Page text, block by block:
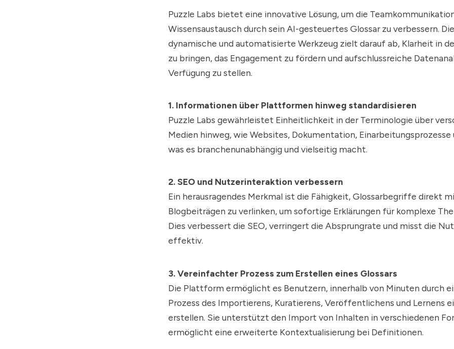
Puzzle Labs bietet eine innovative Lösung, um die
Wissensaustausch durch sein AI-gesteuertes Glossar zu verbessern.
dynamische und automatisierte Werkzeug zielt darauf ab, Klarheit in
zu bringen, das Engagement zu fördern und aufschlussreiche
Verfügung zu stellen.
1. Informationen über Plattformen hinweg standardisieren
Puzzle Labs gewährleistet Einheitlichkeit in der Terminologie über
Medien hinweg, wie Websites, Dokumentation, Einarbeitungsprozesse
was es branchenunabhängig und vielseitig macht.
2. SEO und Nutzerinteraktion verbessern
Ein herausragendes Merkmal ist die Fähigkeit, Glossarbegriffe direkt
Blogbeiträgen zu verlinken, um sofortige Erklärungen für komplexe
Dies verbessert die SEO, verringert die Absprungrate und misst die
effektiv.
3. Vereinfachter Prozess zum Erstellen eines Glossars
Die Plattform ermöglicht es Benutzern, innerhalb von Minuten durch
Prozess des Importierens, Kuratierens, Veröffentlichens und Lernens
erstellen. Sie unterstützt den Import von Inhalten in verschiedenen
ermöglicht eine erweiterte Kontextualisierung bei Definitionen.